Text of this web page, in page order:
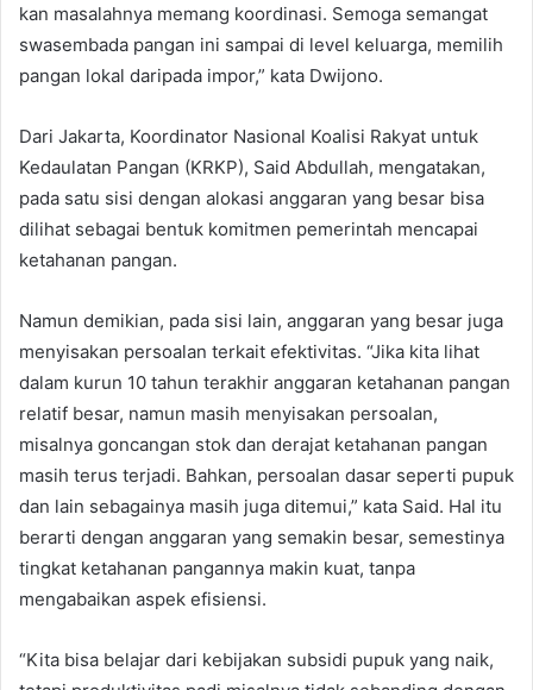
kan masalahnya memang koordinasi. Semoga semangat
swasembada pangan ini sampai di level keluarga, memilih
pangan lokal daripada impor,” kata Dwijono.
Dari Jakarta, Koordinator Nasional Koalisi Rakyat untuk
Kedaulatan Pangan (KRKP), Said Abdullah, mengatakan,
pada satu sisi dengan alokasi anggaran yang besar bisa
dilihat sebagai bentuk komitmen pemerintah mencapai
ketahanan pangan.
Namun demikian, pada sisi lain, anggaran yang besar juga
menyisakan persoalan terkait efektivitas. “Jika kita lihat
dalam kurun 10 tahun terakhir anggaran ketahanan pangan
relatif besar, namun masih menyisakan persoalan,
misalnya goncangan stok dan derajat ketahanan pangan
masih terus terjadi. Bahkan, persoalan dasar seperti pupuk
dan lain sebagainya masih juga ditemui,” kata Said. Hal itu
berarti dengan anggaran yang semakin besar, semestinya
tingkat ketahanan pangannya makin kuat, tanpa
mengabaikan aspek efisiensi.
“Kita bisa belajar dari kebijakan subsidi pupuk yang naik,